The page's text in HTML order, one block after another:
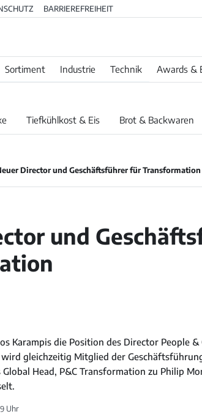
BARRIEREFREIHEIT
Sortiment Industrie Technik Awards &
Tiefkühlkost & Eis Brot & Backwaren
Director und Geschäftsführer für Transformation
und
Karampis die Position des Director People
gleichzeitig Mitglied der
Head, P&C Transformation zu Philip
Uhr